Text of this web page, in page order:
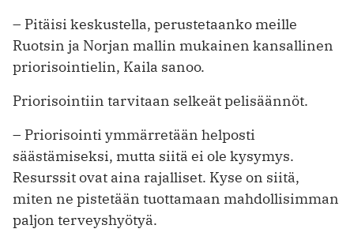
– Pitäisi keskustella, perustetaanko meille
Ruotsin ja Norjan mallin mukainen kansallinen
priorisointielin, Kaila sanoo.
Priorisointiin tarvitaan selkeät pelisäännöt.
– Priorisointi ymmärretään helposti
säästämiseksi, mutta siitä ei ole kysymys.
Resurssit ovat aina rajalliset. ­Kyse on siitä,
miten ne pistetään tuottamaan mahdollisimman
paljon terveyshyötyä.